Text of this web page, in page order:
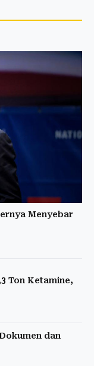
Menyebar
Ton Ketamine,
dan